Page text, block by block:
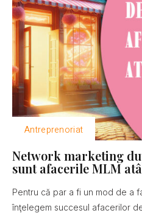
Antreprenoriat
Network marketing
sunt afacerile MLM
Pentru că par a fi un mod de a
înţelegem succesul afacerilor